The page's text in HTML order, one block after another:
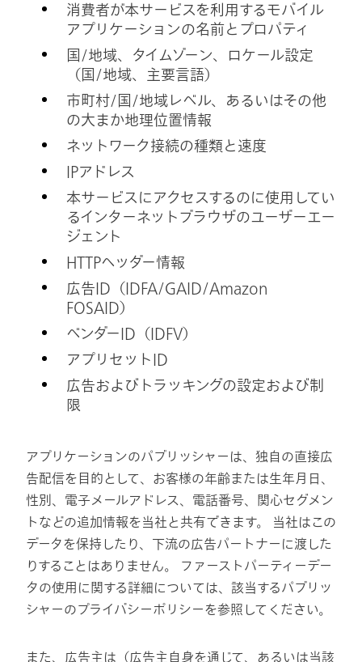
消費者が本サービスを利用するモバイル
アプリケーションの名前とプロパティ
国/地域、タイムゾーン、ロケール設定
（国/地域、主要言語）
市町村/国/地域レベル、あるいはその他
の大まか地理位置情報
ネットワーク接続の種類と速度
IPアドレス
本サービスにアクセスするのに使用してい
るインターネットブラウザのユーザーエー
ジェント
HTTPヘッダー情報
広告ID（IDFA/GAID/Amazon
FOSAID）
ベンダーID（IDFV）
アプリセットID
広告およびトラッキングの設定および制
限
アプリケーションのパブリッシャーは、独自の直接広
告配信を目的として、お客様の年齢または生年月日、
性別、電子メールアドレス、電話番号、関心セグメン
トなどの追加情報を当社と共有できます。 当社はこの
データを保持したり、下流の広告パートナーに渡した
りすることはありません。 ファーストパーティーデー
タの使用に関する詳細については、該当するパブリッ
シャーのプライバシーポリシーを参照してください。
また、広告主は（広告主自身を通じて、あるいは当該